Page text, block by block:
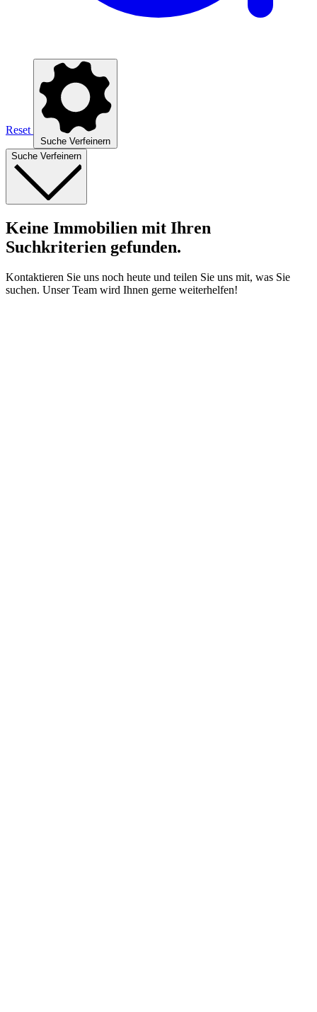
Reset
Suche Verfeinern
Suche Verfeinern
Keine Immobilien mit Ihren
Suchkriterien gefunden.
Kontaktieren Sie uns noch heute und teilen Sie uns mit, was Sie
suchen. Unser Team wird Ihnen gerne weiterhelfen!